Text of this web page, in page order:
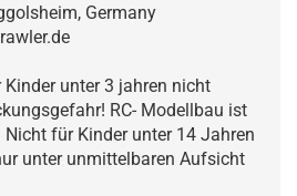
Germany
Kinder unter 3 jahren nicht
RC- Modellbau ist
Nicht für Kinder unter 14 Jahren
unter unmittelbaren Aufsicht